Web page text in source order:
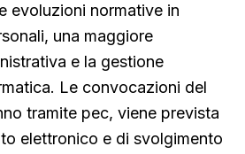
evoluzioni normative in
una maggiore
e la gestione
Le convocazioni del
tramite pec, viene prevista
elettronico e di svolgimento